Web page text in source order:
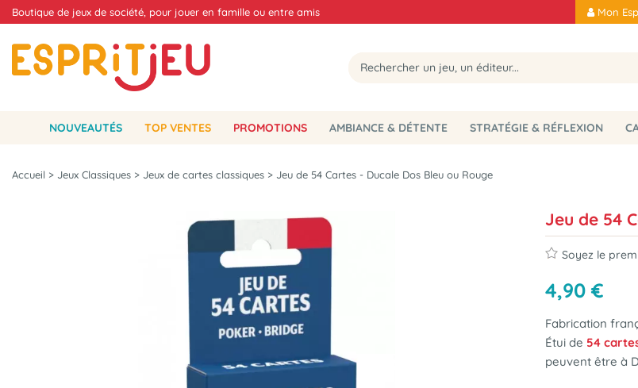
Boutique de jeux de société, pour jouer en famille ou entre amis Mon
NOUVEAUTÉS TOP VENTES PROMOTIONS AMBIANCE & DÉTENTE STRATÉGIE & RÉFLEXION
Accueil > Jeux Classiques > Jeux de cartes classiques > Jeu de 54 Cartes - Ducale Dos Bleu ou Rouge
Jeu de 54
Soyez le
4,90 €
Fabrication
Étui de 54
peuvent être à